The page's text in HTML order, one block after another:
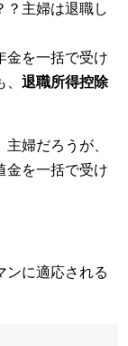
？主婦は退職し
金を一括で受け
退職所得控除
婦だろうが、
金を一括で受け
ンに適応される